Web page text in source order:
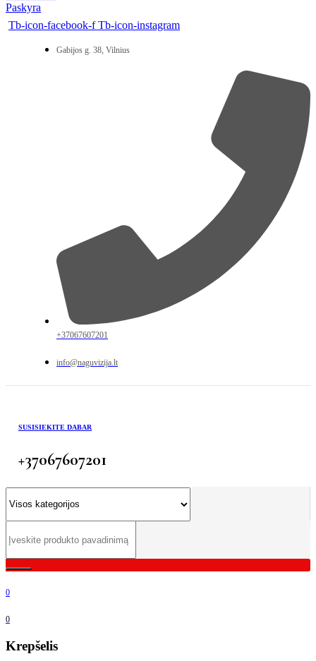
Paskyra
Tb-icon-facebook-f Tb-icon-instagram
Gabijos g. 38, Vilnius
+37067607201
info@naguvizija.lt
SUSISIEKITE DABAR
+37067607201
0
0
Krepšelis